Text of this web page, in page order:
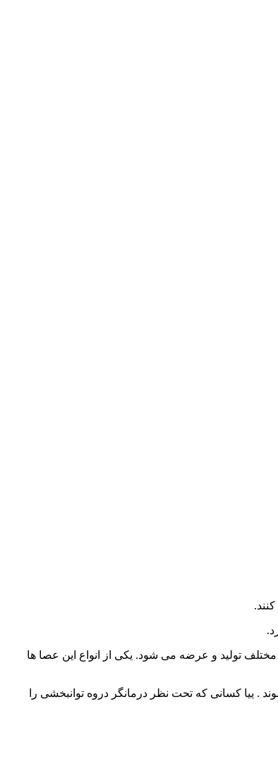
مختلف تولید و عرضه می شود. یکی از انواع این عصا ها
. ییا کسانی که تحت نظر درمانگر دروه توانبخشی را